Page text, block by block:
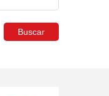
Buscar